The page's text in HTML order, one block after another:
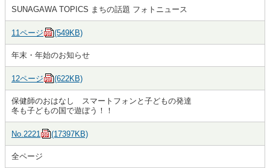
SUNAGAWA TOPICS まちの話題 フォトニュース
11ページ (549KB)
年末・年始のお知らせ
12ページ (622KB)
保健師のおはなし スマートフォンと子どもの発達
冬も子どもの国で遊ぼう！！
No.2221 (17397KB)
全ページ